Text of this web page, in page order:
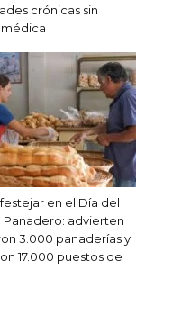
crónicas sin
en el Día del
Panadero: advierten
3.000 panaderías y
17.000 puestos de